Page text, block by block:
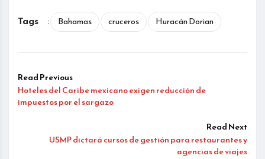
Tags : Bahamas cruceros Huracán Dorian
Read Previous
Hoteles del Caribe mexicano exigen reducción de
impuestos por el sargazo
Read Next
USMP dictará cursos de gestión para restaurantes y
agencias de viajes